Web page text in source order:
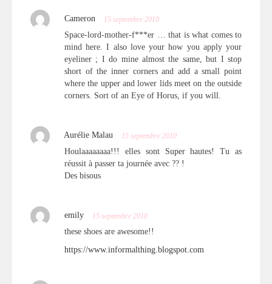
Cameron 15 septembre 2010
Space-lord-mother-f***er … that is what comes to
mind here. I also love your how you apply your
eyeliner ; I do mine almost the same, but I stop
short of the inner corners and add a small point
where the upper and lower lids meet on the outside
corners. Sort of an Eye of Horus, if you will.
Aurélie Malau 15 septembre 2010
Houlaaaaaaaa!!! elles sont Super hautes! Tu as
réussit à passer ta journée avec ?? !
Des bisous
emily 15 septembre 2010
these shoes are awesome!!
https://www.informalthing.blogspot.com